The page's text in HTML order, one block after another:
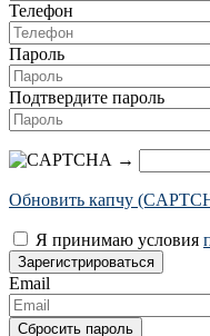
Телефон
Пароль
Подтвердите пароль
→
Обновить капчу
Я принимаю условия
Email